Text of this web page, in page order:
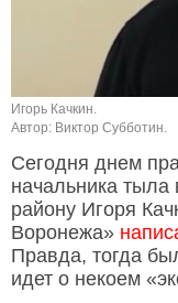
Игорь Качкин.
Автор: Виктор Субботин.
Сегодня днем
начальника
району Игоря
Воронежа»
Правда, тогда
идет о некоем